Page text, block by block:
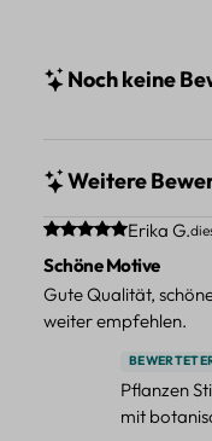
Noch keine
Weitere
Durchschnittliche
Erika G.
Schöne Motive
Gute Qualität,
weiter empfehlen.
Pflanzen
mit